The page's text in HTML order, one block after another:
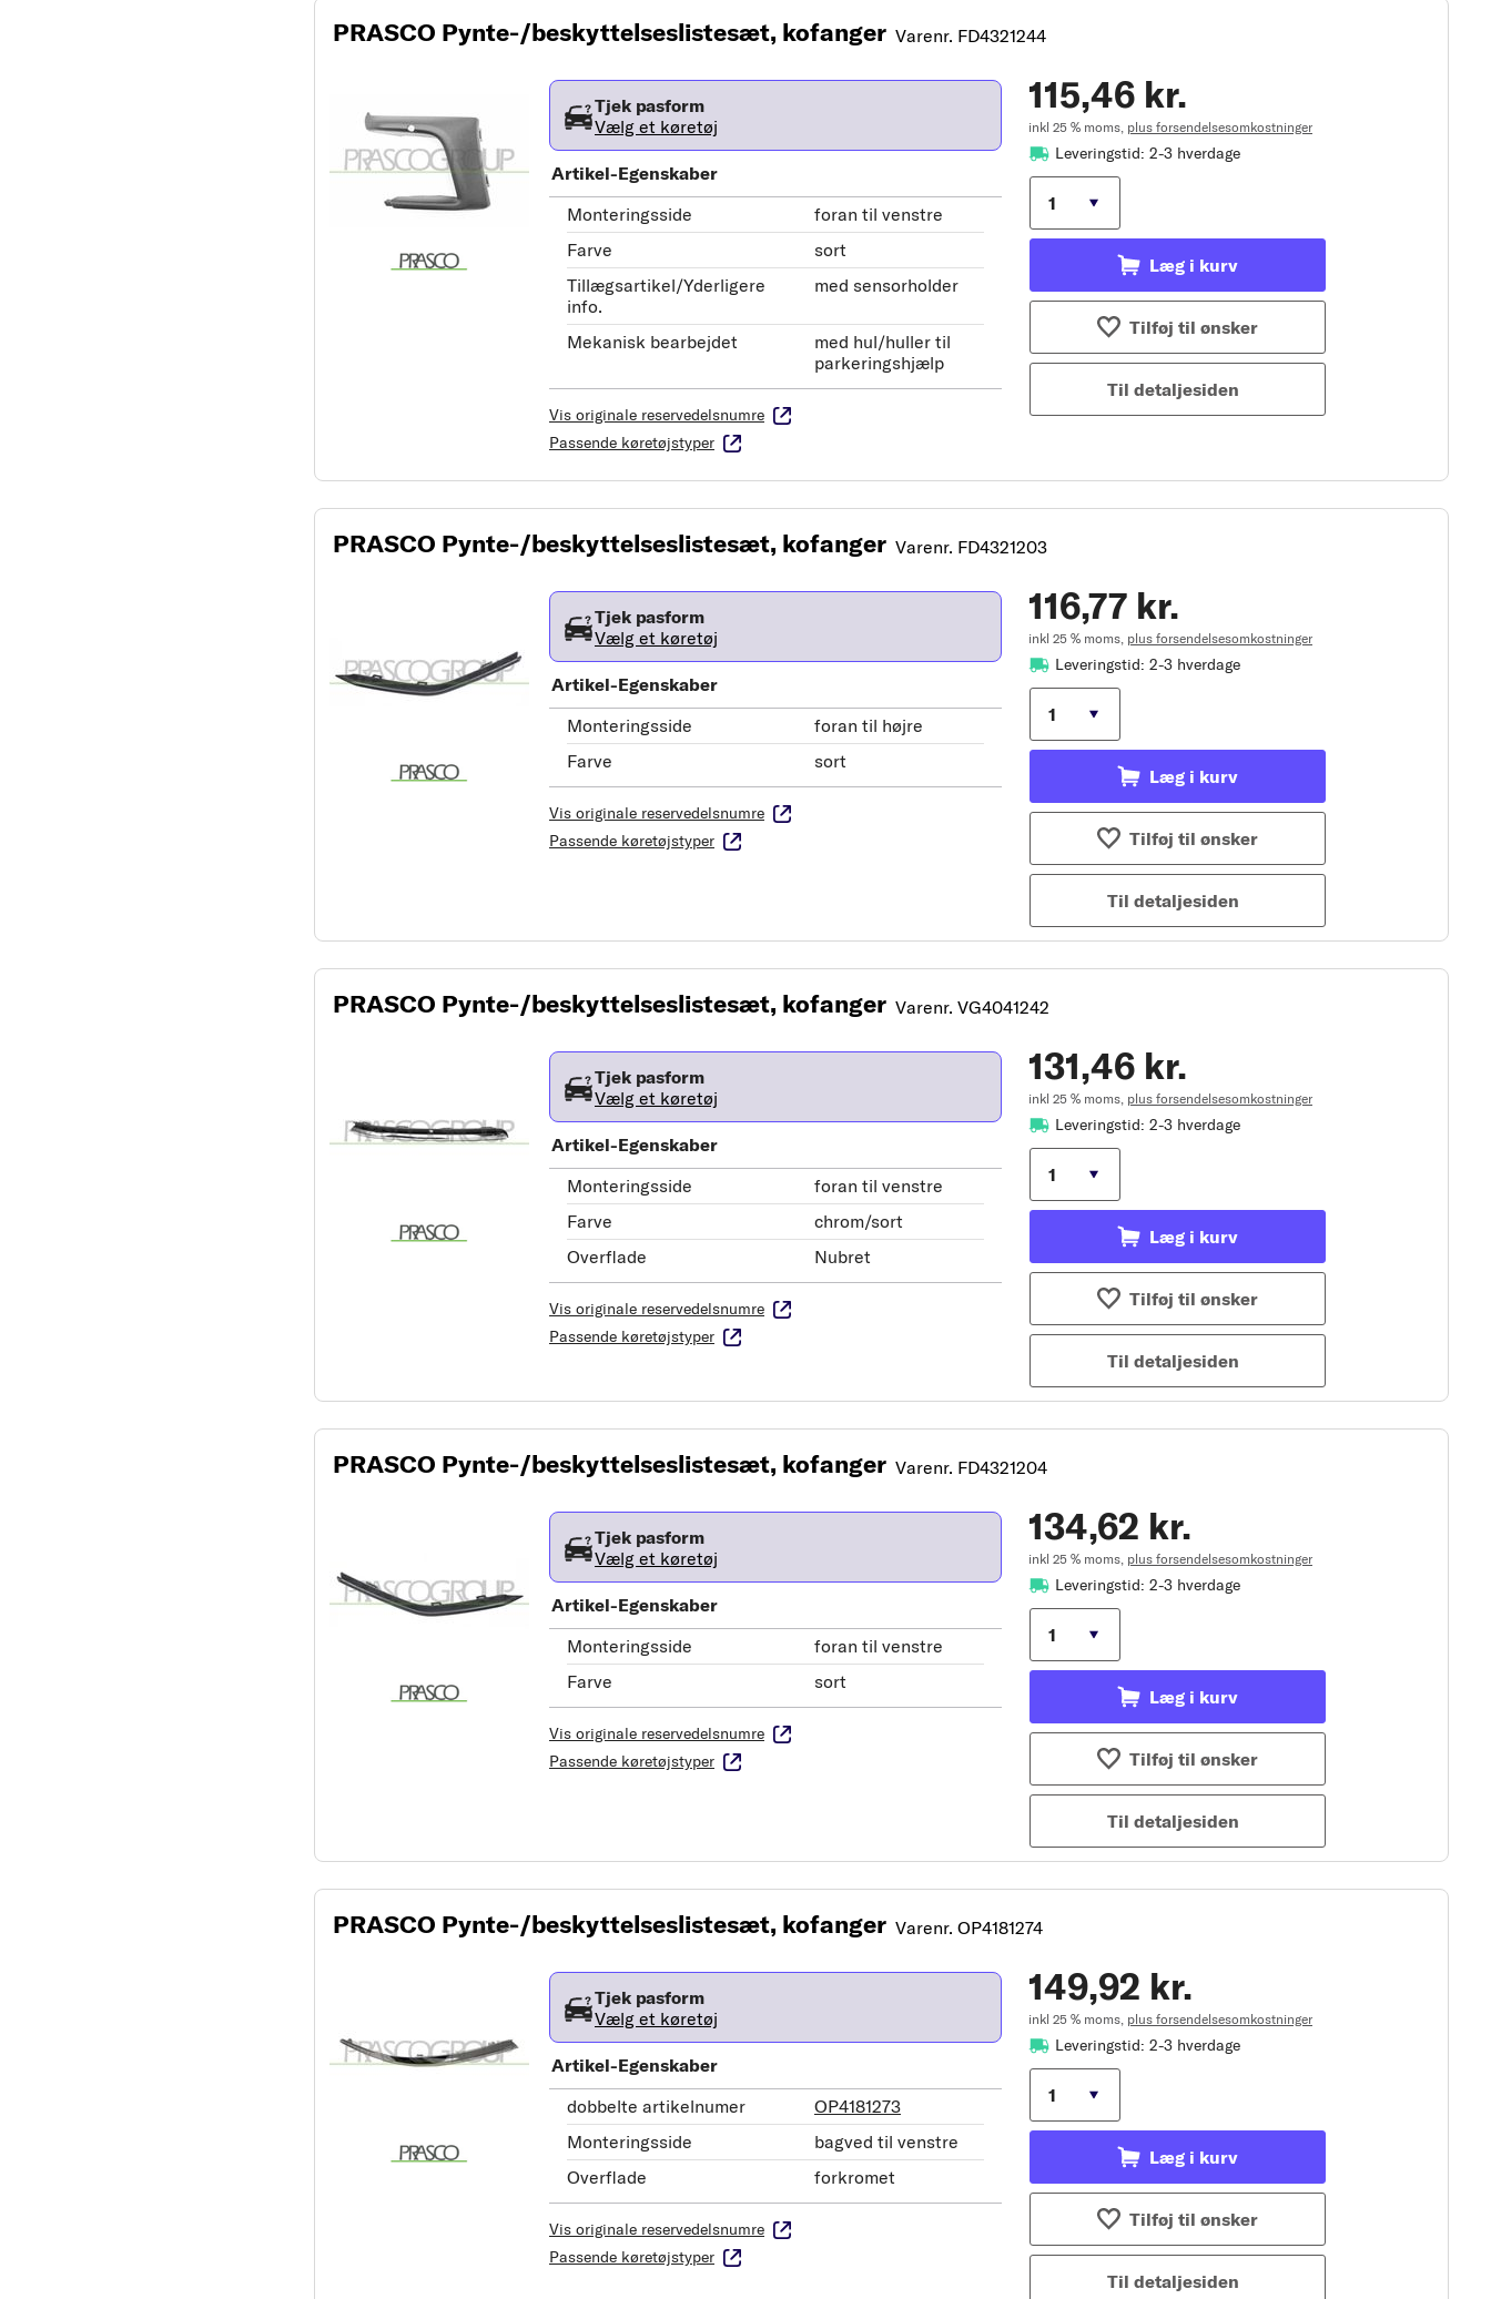
PRASCO Pynte-/beskyttelseslistesæt, kofanger Varenr. FD4321244
Tjek pasform
Vælg et køretøj
Artikel-Egenskaber
Monteringsside
foran til venstre
Farve
sort
Tillægsartikel/Yderligere
info.
med sensorholder
Mekanisk bearbejdet
med hul/huller til
parkeringshjælp
Vis originale reservedelsnumre
Passende køretøjstyper
115,46 kr.
inkl 25 % moms, plus forsendelsesomkostninger
Leveringstid: 2-3 hverdage
Læg i kurv
Tilføj til ønsker
Til detaljesiden
PRASCO Pynte-/beskyttelseslistesæt, kofanger Varenr. FD4321203
Tjek pasform
Vælg et køretøj
Artikel-Egenskaber
Monteringsside
foran til højre
Farve
sort
Vis originale reservedelsnumre
Passende køretøjstyper
116,77 kr.
inkl 25 % moms, plus forsendelsesomkostninger
Leveringstid: 2-3 hverdage
Læg i kurv
Tilføj til ønsker
Til detaljesiden
PRASCO Pynte-/beskyttelseslistesæt, kofanger Varenr. VG4041242
Tjek pasform
Vælg et køretøj
Artikel-Egenskaber
Monteringsside
foran til venstre
Farve
chrom/sort
Overflade
Nubret
Vis originale reservedelsnumre
Passende køretøjstyper
131,46 kr.
inkl 25 % moms, plus forsendelsesomkostninger
Leveringstid: 2-3 hverdage
Læg i kurv
Tilføj til ønsker
Til detaljesiden
PRASCO Pynte-/beskyttelseslistesæt, kofanger Varenr. FD4321204
Tjek pasform
Vælg et køretøj
Artikel-Egenskaber
Monteringsside
foran til venstre
Farve
sort
Vis originale reservedelsnumre
Passende køretøjstyper
134,62 kr.
inkl 25 % moms, plus forsendelsesomkostninger
Leveringstid: 2-3 hverdage
Læg i kurv
Tilføj til ønsker
Til detaljesiden
PRASCO Pynte-/beskyttelseslistesæt, kofanger Varenr. OP4181274
Tjek pasform
Vælg et køretøj
Artikel-Egenskaber
dobbelte artikelnumer
OP4181273
Monteringsside
bagved til venstre
Overflade
forkromet
Vis originale reservedelsnumre
Passende køretøjstyper
149,92 kr.
inkl 25 % moms, plus forsendelsesomkostninger
Leveringstid: 2-3 hverdage
Læg i kurv
Tilføj til ønsker
Til detaljesiden